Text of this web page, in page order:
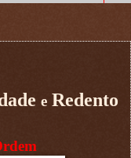
e Redento